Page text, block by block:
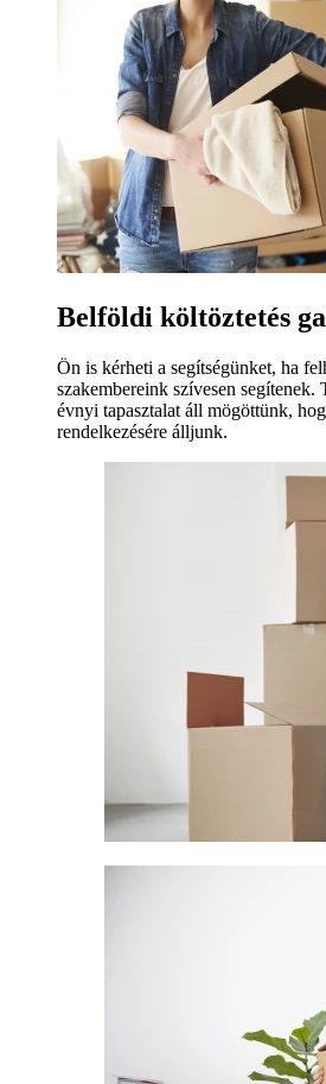
Belföldi költöztetés
Ön is kérheti a segítségünket, ha
szakembereink szívesen segítenek.
évnyi tapasztalat áll mögöttünk,
rendelkezésére álljunk.